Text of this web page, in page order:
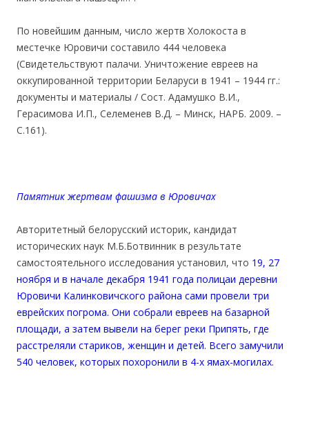
По новейшим данным, число жертв Холокоста в
местечке Юровичи составило 444 человека
(Свидетельствуют палачи. Уничтожение евреев на
оккупированной территории Беларуси в 1941 – 1944 гг.:
документы и материалы / Сост. Адамушко В.И.,
Герасимова И.П., Селеменев В.Д. – Минск, НАРБ. 2009. –
С.161).
Памятник жертвам фашизма в Юровичах
Авторитетный белорусский историк, кандидат
исторических наук М.Б.Ботвинник в результате
самостоятельного исследования установил, что 19, 27
ноября и в начале декабря 1941 года полицаи деревни
Юровичи Калинковичского района сами провели три
еврейских погрома. Они собрали евреев на базарной
площади, а затем вывели на берег реки Припять, где
расстреляли стариков, женщин и детей. Всего замучили
540 человек, которых похоронили в 4-х ямах-могилах.